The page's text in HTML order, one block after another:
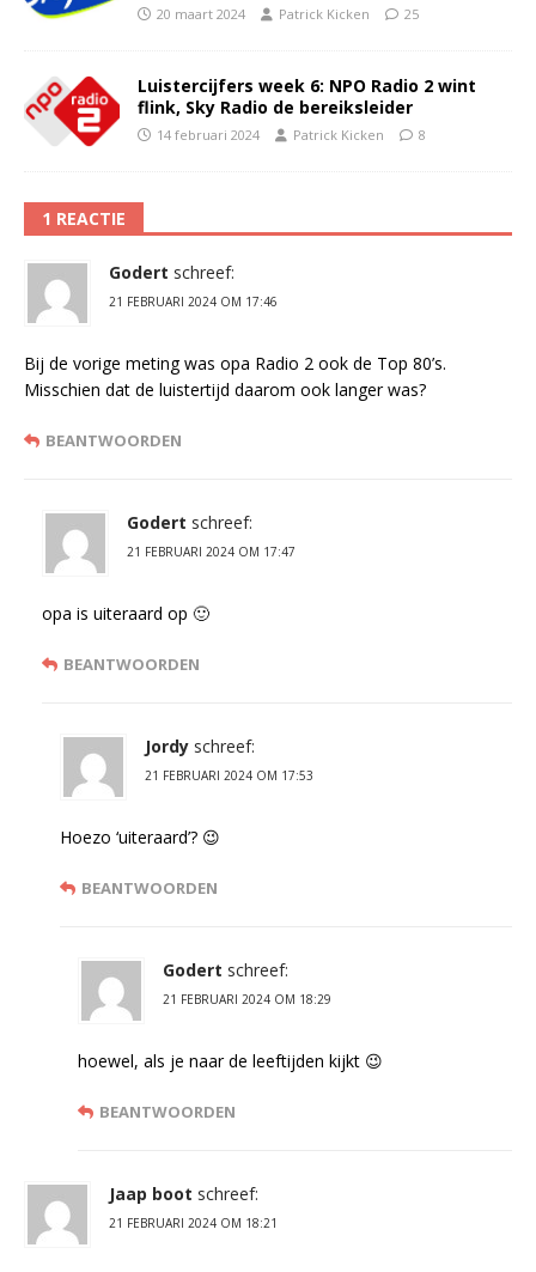
20 maart 2024 Patrick Kicken 25
Luistercijfers week 6: NPO Radio 2 wint
flink, Sky Radio de bereiksleider
14 februari 2024 Patrick Kicken 8
1 REACTIE
Godert schreef:
21 FEBRUARI 2024 OM 17:46
Bij de vorige meting was opa Radio 2 ook de Top 80’s.
Misschien dat de luistertijd daarom ook langer was?
BEANTWOORDEN
Godert schreef:
21 FEBRUARI 2024 OM 17:47
opa is uiteraard op 🙂
BEANTWOORDEN
Jordy schreef:
21 FEBRUARI 2024 OM 17:53
Hoezo ‘uiteraard’? 😉
BEANTWOORDEN
Godert schreef:
21 FEBRUARI 2024 OM 18:29
hoewel, als je naar de leeftijden kijkt 😉
BEANTWOORDEN
Jaap boot schreef:
21 FEBRUARI 2024 OM 18:21